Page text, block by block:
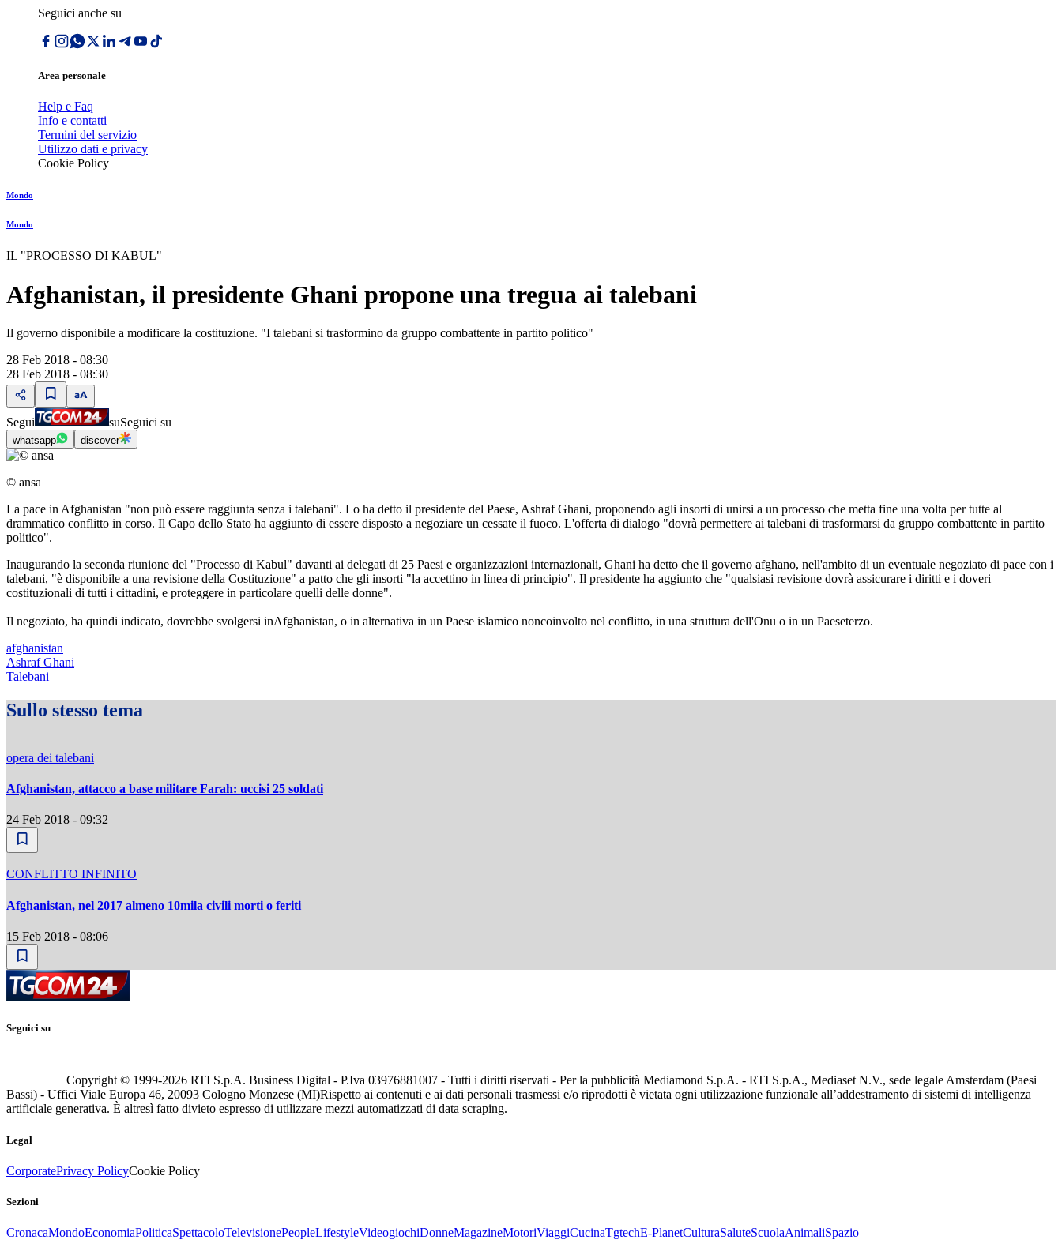
Seguici anche su
Area personale
Help e Faq
Info e contatti
Termini del servizio
Utilizzo dati e privacy
Cookie Policy
Mondo
Mondo
IL "PROCESSO DI KABUL"
Afghanistan, il presidente Ghani propone una tregua ai talebani
Il governo disponibile a modificare la costituzione. "I talebani si trasformino da gruppo combattente in partito politico"
28 Feb 2018 - 08:30
28 Feb 2018 - 08:30
Segui suSeguici su
whatsapp discover
© ansa
La pace in Afghanistan "non può essere raggiunta senza i talebani". Lo ha detto il presidente del Paese, Ashraf Ghani, proponendo agli insorti di unirsi a un processo che metta fine una volta per tutte al
drammatico conflitto in corso. Il Capo dello Stato ha aggiunto di essere disposto a negoziare un cessate il fuoco. L'offerta di dialogo "dovrà permettere ai talebani di trasformarsi da gruppo combattente in partito
politico".
Inaugurando la seconda riunione del "Processo di Kabul" davanti ai delegati di 25 Paesi e organizzazioni internazionali, Ghani ha detto che il governo afghano, nell'ambito di un eventuale negoziato di pace con i
talebani, "è disponibile a una revisione della Costituzione" a patto che gli insorti "la accettino in linea di principio". Il presidente ha aggiunto che "qualsiasi revisione dovrà assicurare i diritti e i doveri
costituzionali di tutti i cittadini, e proteggere in particolare quelli delle donne".
Il negoziato, ha quindi indicato, dovrebbe svolgersi inAfghanistan, o in alternativa in un Paese islamico noncoinvolto nel conflitto, in una struttura dell'Onu o in un Paeseterzo.
afghanistan
Ashraf Ghani
Talebani
Sullo stesso tema
opera dei talebani
Afghanistan, attacco a base militare Farah: uccisi 25 soldati
24 Feb 2018 - 09:32
CONFLITTO INFINITO
Afghanistan, nel 2017 almeno 10mila civili morti o feriti
15 Feb 2018 - 08:06
Seguici su
Copyright © 1999-2026 RTI S.p.A. Business Digital - P.Iva 03976881007 - Tutti i diritti riservati - Per la pubblicità Mediamond S.p.A. - RTI S.p.A., Mediaset N.V., sede legale Amsterdam (Paesi
Bassi) - Uffici Viale Europa 46, 20093 Cologno Monzese (MI)Rispetto ai contenuti e ai dati personali trasmessi e/o riprodotti è vietata ogni utilizzazione funzionale all’addestramento di sistemi di intelligenza
artificiale generativa. È altresì fatto divieto espresso di utilizzare mezzi automatizzati di data scraping.
Legal
CorporatePrivacy PolicyCookie Policy
Sezioni
CronacaMondoEconomiaPoliticaSpettacoloTelevisionePeopleLifestyleVideogiochiDonneMagazineMotoriViaggiCucinaTgtechE-PlanetCulturaSaluteScuolaAnimaliSpazio